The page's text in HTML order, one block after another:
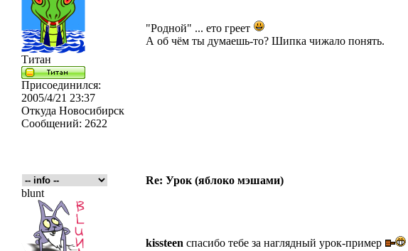
Титан
Присоединился:
2005/4/21 23:37
Откуда Новосибирск
Сообщений: 2622
"Родной" ... ето греет
А об чём ты думаешь-то? Шипка чижало понять.
Re: Урок (яблоко мэшами)
blunt
kissteen спасибо тебе за наглядный урок-пример